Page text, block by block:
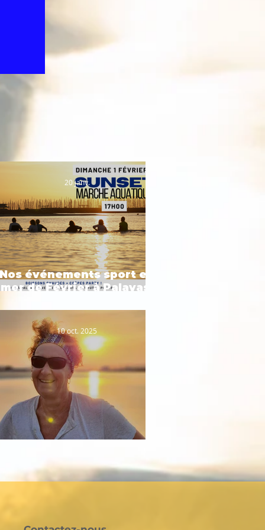
Nos événements sport en
mer de Février à Palavas-
20 janv.
10 oct. 2025